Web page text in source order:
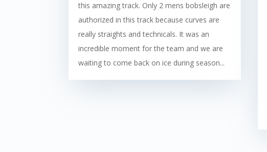
this amazing track. Only 2 mens bobsleigh are
authorized in this track because curves are
really straights and technicals. It was an
incredible moment for the team and we are
waiting to come back on ice during season...